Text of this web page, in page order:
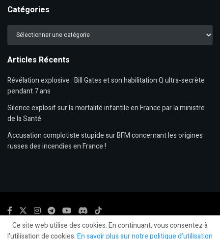
Catégories
Catégories
Articles Récents
Révélation explosive : Bill Gates et son habilitation Q ultra-secrète
pendant 7 ans
Silence explosif sur la mortalité infantile en France par la ministre
de la Santé
Accusation complotiste stupide sur BFM concernant les origines
russes des incendies en France !
© 2024LLP- LeLibrePenseur.org etLes Editions Fiat Lux-Mentions légales.
Ce site web utilise des cookies. En continuant, vous consentez à
l'utilisation de cookies.En savoir plus sur notre politique d’utilisation